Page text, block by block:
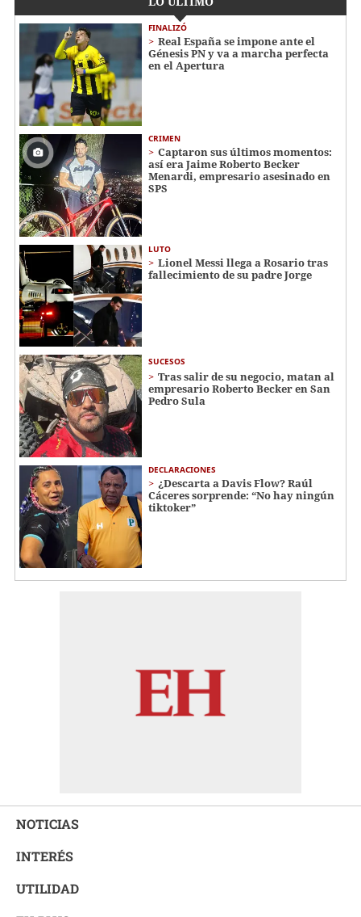
FINALIZÓ
Real España se impone ante el
Génesis PN y va a marcha perfecta
en el Apertura
CRIMEN
Captaron sus últimos momentos:
así era Jaime Roberto Becker
Menardi​​​, empresario asesinado en
SPS
LUTO
Lionel Messi llega a Rosario tras
fallecimiento de su padre Jorge
SUCESOS
Tras salir de su negocio, matan al
empresario Roberto Becker en San
Pedro Sula
DECLARACIONES
¿Descarta a Davis Flow? Raúl
Cáceres sorprende: “No hay ningún
tiktoker”
NOTICIAS
INTERÉS
UTILIDAD